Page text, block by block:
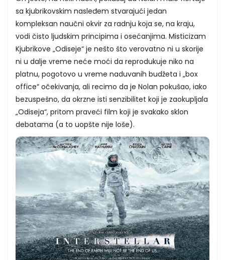
sa kjubrikovskim nasleđem stvarajući jedan
kompleksan naučni okvir za radnju koja se, na kraju,
vodi čisto ljudskim principima i osećanjima. Misticizam
Kjubrikove „Odiseje“ je nešto što verovatno ni u skorije
ni u dalje vreme neće moći da reprodukuje niko na
platnu, pogotovo u vreme naduvanih budžeta i „box
office“ očekivanja, ali recimo da je Nolan pokušao, iako
bezuspešno, da okrzne isti senzibilitet koji je zaokupljala
„Odiseja“, pritom praveći film koji je svakako sklon
debatama (a to uopšte nije loše).